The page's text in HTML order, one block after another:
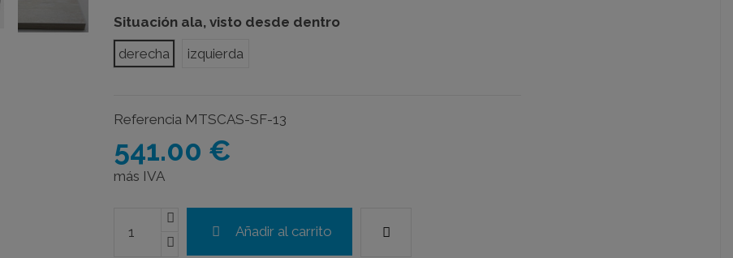
Situación ala, visto desde dentro
derecha
izquierda
Referencia MTSCAS-SF-13
541.00 €
más IVA
Añadir al carrito